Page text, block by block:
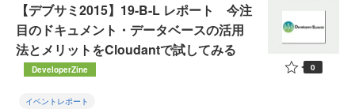
【デブサミ2015】19-B-L レポート 今注
目のドキュメント・データベースの活用
法とメリットをCloudantで試してみる
DeveloperZine
イベントレポート
0